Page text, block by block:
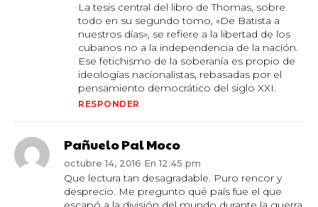
La tesis central del libro de Thomas, sobre
todo en su segundo tomo, «De Batista a
nuestros días», se refiere a la libertad de los
cubanos no a la independencia de la nación.
Ese fetichismo de la soberanía es propio de
ideologías nacionalistas, rebasadas por el
pensamiento democrático del siglo XXI.
RESPONDER
Pañuelo Pal Moco
octubre 14, 2016 En 12:45 pm
Que lectura tan desagradable. Puro rencor y
desprecio. Me pregunto qué país fue el que